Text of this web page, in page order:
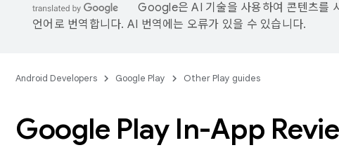
Google은 AI 기술을 사용하여 콘텐츠를
언어로 번역합니다. AI 번역에는 오류가 있을 수 있습니다.
Android Developers Google Play Other Play guides
Google Play In-App